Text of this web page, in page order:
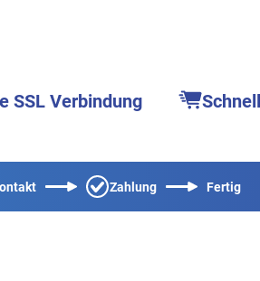
SSL Verbindung
Zahlung Fertig